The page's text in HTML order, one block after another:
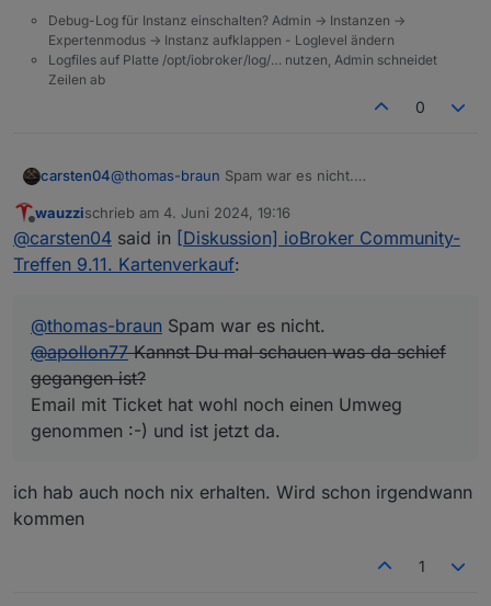
Debug-Log für Instanz einschalten? Admin -> Instanzen ->
Expertenmodus -> Instanz aufklappen - Loglevel ändern
Logfiles auf Platte /opt/iobroker/log/… nutzen, Admin schneidet
Zeilen ab
0
carsten04@thomas-braun Spam war es nicht.
gegangen ist?
Email mit Ticket hat wohl noch einen Umweg
genommen :-) und ist jetzt da.
Offline
wauzzischrieb am 4. Juni 2024, 19:16
zuletzt editiert von
@carsten04 said in [Diskussion] ioBroker Community-
Treffen 9.11. Kartenverkauf:
@thomas-braun Spam war es nicht.
@apollon77Kannst Du mal schauen was da schief
gegangen ist?
Email mit Ticket hat wohl noch einen Umweg
genommen :-) und ist jetzt da.
ich hab auch noch nix erhalten. Wird schon irgendwann
kommen
1